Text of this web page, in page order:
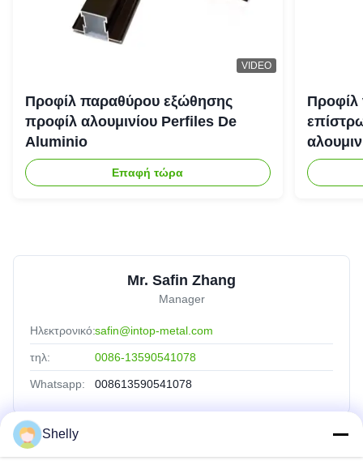
VIDEO
Προφίλ παραθύρου εξώθησης
προφίλ αλουμινίου Perfiles De
Aluminio
Επαφή τώρα
Προφίλ
Mr. Safin Zhang
Manager
Ηλεκτρονικό:safin@intop-metal.com
τηλ: 0086-13590541078
Whatsapp: 008613590541078
Γρήγορες Συνδέσεις
Shelly